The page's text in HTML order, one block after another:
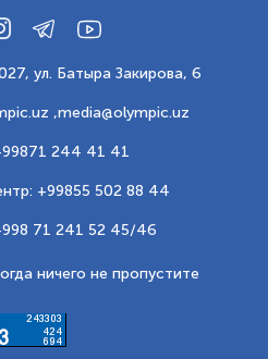
ул. Батыра Закирова, 6
,media@olympic.uz
244 41 41
+99855 502 88 44
71 241 52 45/46
ничего не пропустите